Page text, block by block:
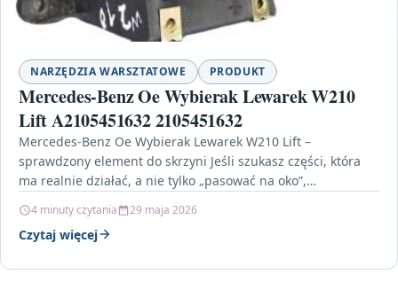
NARZĘDZIA WARSZTATOWE PRODUKT
Mercedes-Benz Oe Wybierak Lewarek W210
Lift A2105451632 2105451632
Mercedes-Benz Oe Wybierak Lewarek W210 Lift –
sprawdzony element do skrzyni Jeśli szukasz części, która
ma realnie działać, a nie tylko „pasować na oko”,…
4 minuty czytania 29 maja 2026
Czytaj więcej